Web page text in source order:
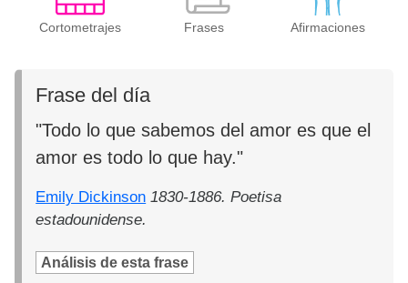
Cortometrajes Frases Afirmaciones
Frase del día
"Todo lo que sabemos del amor es que el
amor es todo lo que hay."
Emily Dickinson 1830-1886. Poetisa
estadounidense.
Análisis de esta frase